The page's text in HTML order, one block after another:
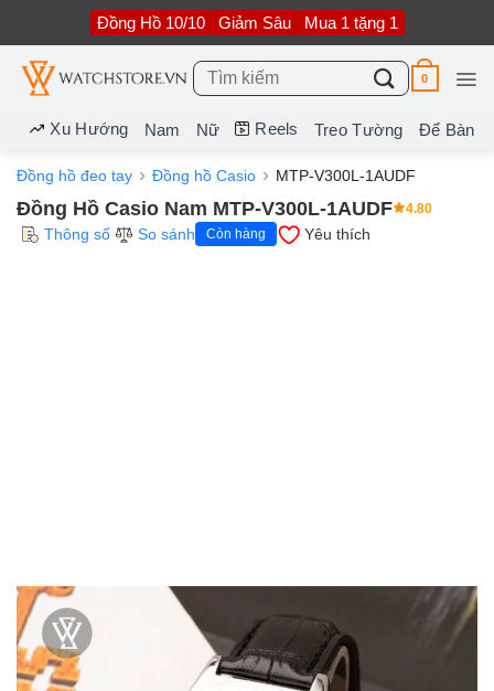
nội
dung
Đồng Hồ 10/10 Giảm Sâu Mua 1 tặng 1
Tìm
kiếm:
0
Xu Hướng Nam Nữ Reels Treo Tường Để Bàn
Đồng hồ đeo tay Đồng hồ Casio MTP-V300L-1AUDF
Đồng Hồ Casio Nam MTP-V300L-1AUDF 4.80
Thông số So sánh Còn hàng Yêu thích